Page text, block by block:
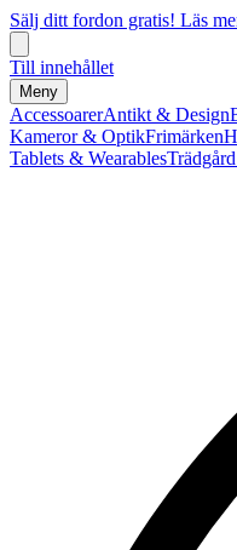
Sälj ditt fordon gratis! Läs
Till innehållet
Meny
AccessoarerAntikt & Design
Kameror & OptikFrimärken
Tablets & Wearables